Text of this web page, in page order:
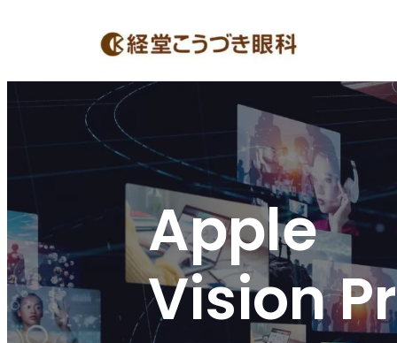
Apple
Vision